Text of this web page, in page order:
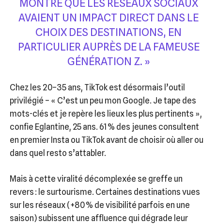
MONTRÉ QUE LES RÉSEAUX SOCIAUX
AVAIENT UN IMPACT DIRECT DANS LE
CHOIX DES DESTINATIONS, EN
PARTICULIER AUPRÈS DE LA FAMEUSE
GÉNÉRATION Z. »
Chez les 20–35 ans, TikTok est désormais l’outil
privilégié – « C’est un peu mon Google. Je tape des
mots-clés et je repère les lieux les plus pertinents »,
confie Eglantine, 25 ans. 61 % des jeunes consultent
en premier Insta ou TikTok avant de choisir où aller ou
dans quel resto s’attabler.
Mais à cette viralité décomplexée se greffe un
revers : le surtourisme. Certaines destinations vues
sur les réseaux (+80 % de visibilité parfois en une
saison) subissent une affluence qui dégrade leur